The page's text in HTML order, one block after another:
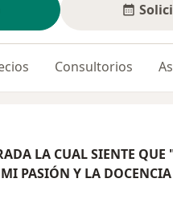
Consultorios
LA CUAL SIENTE QUE
PASIÓN Y LA